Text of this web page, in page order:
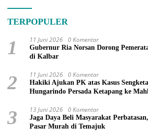
TERPOPULER
1 11 Juni 2026 0 Komentar
Gubernur Ria Norsan Dorong
di Kalbar
2 11 Juni 2026 0 Komentar
Hakiki Ajukan PK atas Kasus
Hungarindo Persada Ketapang ke
3 13 Juni 2026 0 Komentar
Jaga Daya Beli Masyarakat
Pasar Murah di Temajuk